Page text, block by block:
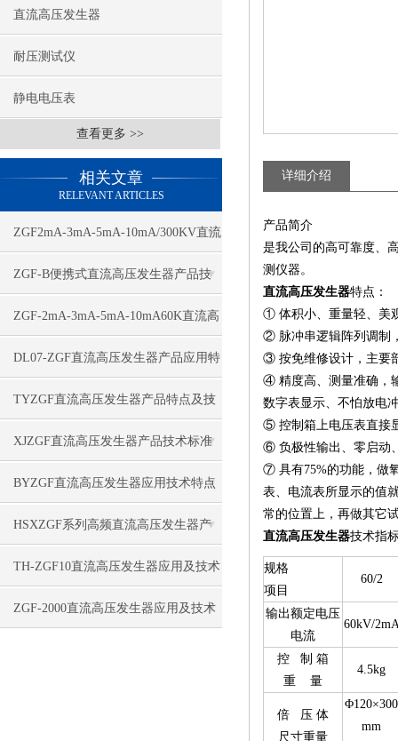
直流高压发生器
耐压测试仪
静电电压表
查看更多 >>
相关文章
RELEVANT ARTICLES
ZGF2mA-3mA-5mA-10mA/300KV直流
高压发生器应用特点
ZGF-B便携式直流高压发生器产品技
术特点
ZGF-2mA-3mA-5mA-10mA60K直流高
压发生器技术特点
DL07-ZGF直流高压发生器产品应用特
点
TYZGF直流高压发生器产品特点及技
术指标
XJZGF直流高压发生器产品技术标准
BYZGF直流高压发生器应用技术特点
HSXZGF系列高频直流高压发生器产
品特点
TH-ZGF10直流高压发生器应用及技术
特点
ZGF-2000直流高压发生器应用及技术
详细介绍
产品简介
是我公司的高可靠度、
测仪器。
直流高压发生器特点：
① 体积小、重量轻、美
② 脉冲串逻辑阵列调制
③ 按免维修设计，主要
④ 精度高、测量准确，
数字表显示、不怕放电
⑤ 控制箱上电压表直接
⑥ 负极性输出、零启动
⑦ 具有75%的功能，做
表、电流表所显示的值
常的位置上，再做其它
直流高压发生器技术指
规格
项目
60/2
输出额定电压
电流
60kV/
控 制 箱
重 量
4.5kg
倍 压 体
尺寸重量
Φ120×300
mm